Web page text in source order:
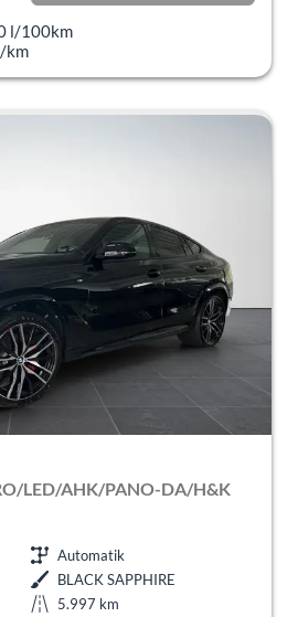
l/100km
km
LED/AHK/PANO-DA/H&K
Automatik
BLACK SAPPHIRE
5.997 km